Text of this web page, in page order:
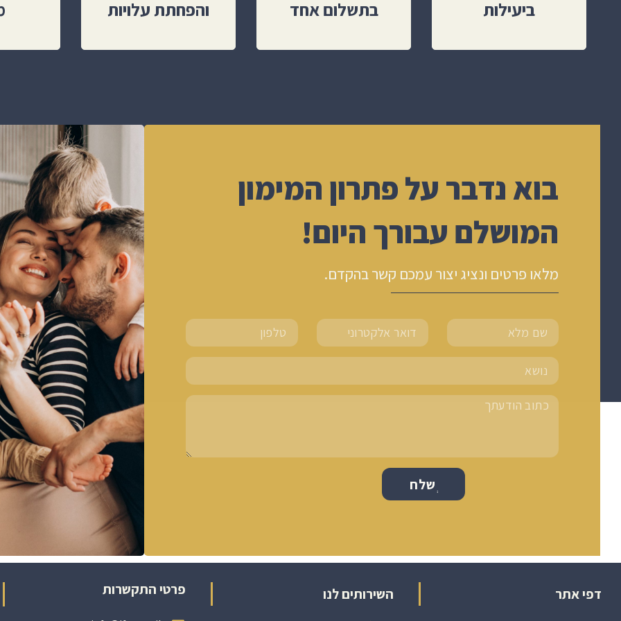
ביעילות בתשלום אחד והפחתת עלויות
בוא נדבר על פתרון המימון
המושלם עבורך היום!
מלאו פרטים ונציג יצור עמכם קשר בהקדם.
ְשלח
דפי אתר השירותים לנו פרטי התקשרות